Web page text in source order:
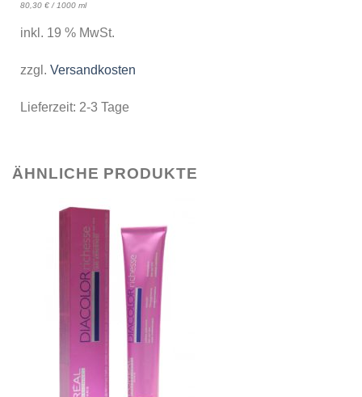
80,30 €/ 1000 ml
inkl. 19 % MwSt.
zzgl. Versandkosten
Lieferzeit: 2-3 Tage
ÄHNLICHE PRODUKTE